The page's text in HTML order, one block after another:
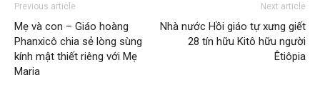
Previous article
Mẹ và con – Giáo hoàng
Phanxicô chia sẻ lòng sùng
kính mật thiết riêng với Mẹ
Maria
Next article
Nhà nước Hồi giáo tự xưng giết
28 tín hữu Kitô hữu người
Êtiôpia